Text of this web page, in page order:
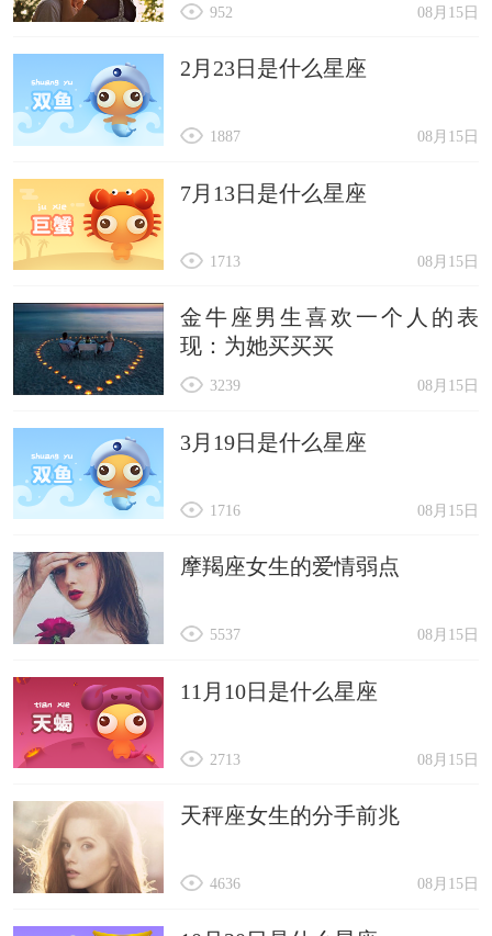
08月15日
952
2月23日是什么星座
08月15日
1887
7月13日是什么星座
08月15日
1713
金牛座男生喜欢一个人的表
现：为她买买买
08月15日
3239
3月19日是什么星座
08月15日
1716
摩羯座女生的爱情弱点
08月15日
5537
11月10日是什么星座
08月15日
2713
天秤座女生的分手前兆
08月15日
4636